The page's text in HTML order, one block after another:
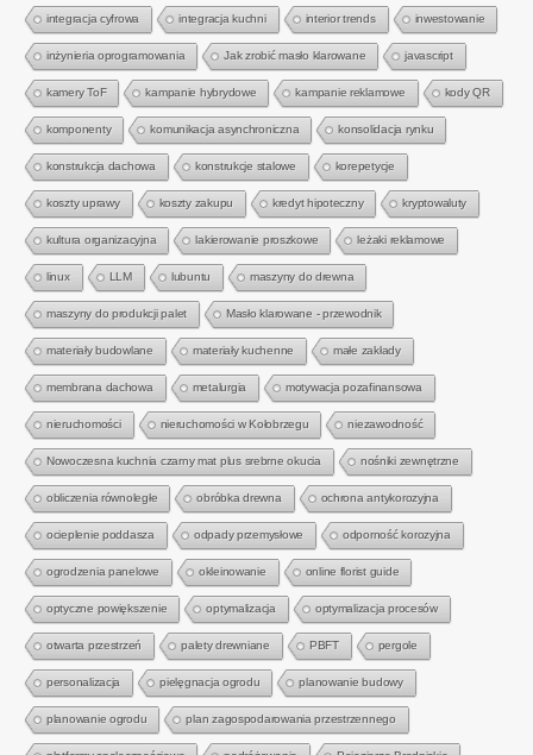
integracja cyfrowa integracja kuchni interior trends inwestowanie
inżynieria oprogramowania Jak zrobić masło klarowane javascript
kamery ToF kampanie hybrydowe kampanie reklamowe kody QR
komponenty komunikacja asynchroniczna konsolidacja rynku
konstrukcja dachowa konstrukcje stalowe korepetycje
koszty uprawy koszty zakupu kredyt hipoteczny kryptowaluty
kultura organizacyjna lakierowanie proszkowe leżaki reklamowe
linux LLM lubuntu maszyny do drewna
maszyny do produkcji palet Masło klarowane - przewodnik
materiały budowlane materiały kuchenne małe zakłady
membrana dachowa metalurgia motywacja pozafinansowa
nieruchomości nieruchomości w Kołobrzegu niezawodność
Nowoczesna kuchnia czarny mat plus srebrne okucia nośniki zewnętrzne
obliczenia równoległe obróbka drewna ochrona antykorozyjna
ocieplenie poddasza odpady przemysłowe odporność korozyjna
ogrodzenia panelowe okleinowanie online florist guide
optyczne powiększenie optymalizacja optymalizacja procesów
otwarta przestrzeń palety drewniane PBFT pergole
personalizacja pielęgnacja ogrodu planowanie budowy
planowanie ogrodu plan zagospodarowania przestrzennego